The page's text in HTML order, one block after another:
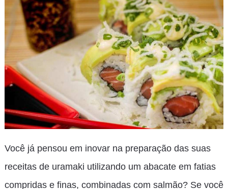
Você já pensou em inovar na preparação das suas
receitas de uramaki utilizando um abacate em fatias
compridas e finas, combinadas com salmão? Se você